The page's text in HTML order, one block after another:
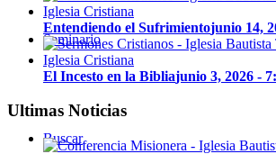
Seminario
Buscar
Entendiendo el Sufrimientojunio 14,
El Incesto en la Bibliajunio 3, 2026 -
Ultimas Noticias